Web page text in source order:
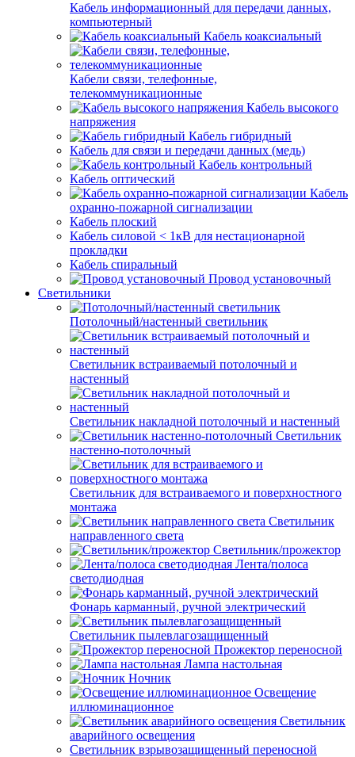
Кабель информационный для передачи данных,
компьютерный
Кабель коаксиальный
Кабели связи, телефонные,
телекоммуникационные
Кабель высокого
напряжения
Кабель гибридный
Кабель для связи и передачи данных (медь)
Кабель контрольный
Кабель оптический
Кабель
охранно-пожарной сигнализации
Кабель плоский
Кабель силовой < 1кВ для нестационарной
прокладки
Кабель спиральный
Провод установочный
Светильники
Потолочный/настенный светильник
Светильник встраиваемый потолочный и
настенный
Светильник накладной потолочный и настенный
Светильник
настенно-потолочный
Светильник для встраиваемого и поверхностного
монтажа
Светильник
направленного света
Светильник/прожектор
Лента/полоса
светодиодная
Фонарь карманный, ручной электрический
Светильник пылевлагозащищенный
Прожектор переносной
Лампа настольная
Ночник
Освещение
иллюминационное
Светильник
аварийного освещения
Светильник взрывозащищенный переносной